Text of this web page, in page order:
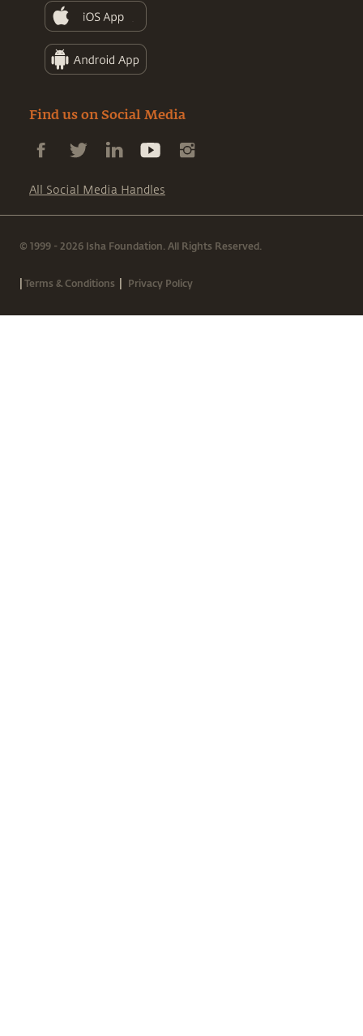
Find us on Social Media
All Social Media Handles
© 1999 - 2026 Isha Foundation. All Rights Reserved.
|Terms & Conditions | Privacy Policy